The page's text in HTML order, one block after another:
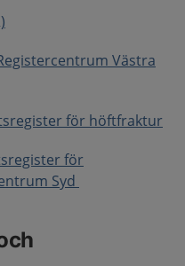
Västra
för höftfraktur
för
Syd